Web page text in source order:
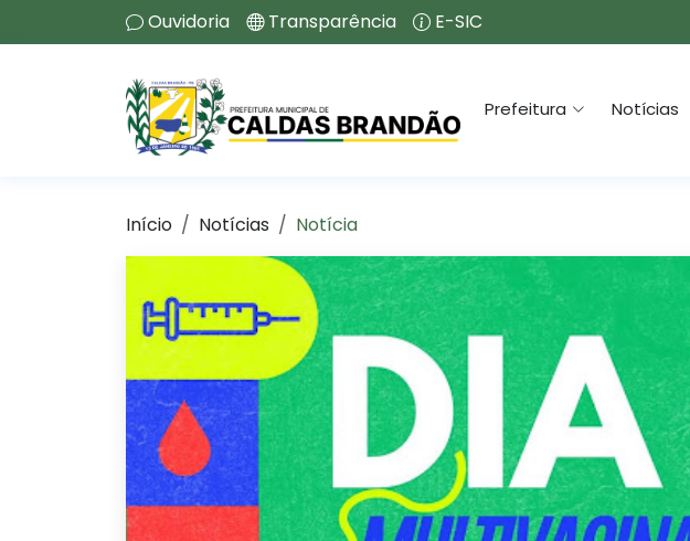
Ouvidoria Transparência E-SIC
Prefeitura Notícias
Início Notícias Notícia